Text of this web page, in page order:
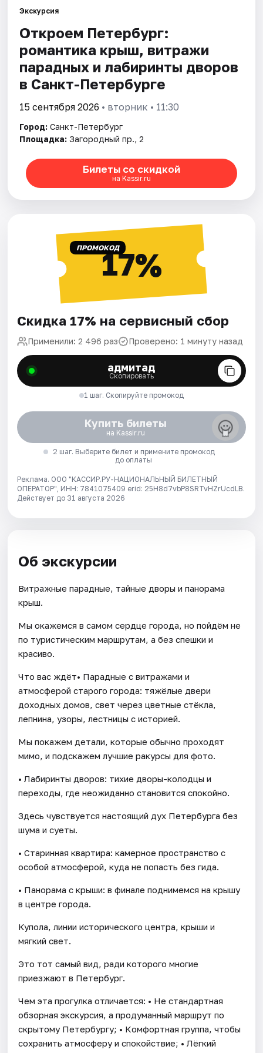
Города
Площадки
Артисты
Рейтинги
Экскурсия
Откроем Петербург:
романтика крыш, витражи
парадных и лабиринты дворов
в Санкт-Петербурге
15 сентября 2026 • вторник • 11:30
Город: Санкт-Петербург
Площадка: Загородный пр., 2
Билеты со скидкой
на Kassir.ru
ПРОМОКОД17%
Скидка 17% на сервисный сбор
Применили: 2 496 раз Проверено: 1 минуту назад
адмитад
Скопировать
1 шаг. Скопируйте промокод
Купить билеты
на Kassir.ru
2 шаг. Выберите билет и примените промокод
до оплаты
Реклама. ООО "КАССИР.РУ-НАЦИОНАЛЬНЫЙ БИЛЕТНЫЙ
ОПЕРАТОР", ИНН: 7841075409 erid: 25H8d7vbP8SRTvHZrUcdLB.
Действует до 31 августа 2026
Об экскурсии
Витражные парадные, тайные дворы и панорама
крыш.
Мы окажемся в самом сердце города, но пойдём не
по туристическим маршрутам, а без спешки и
красиво.
Что вас ждёт• Парадные с витражами и
атмосферой старого города: тяжёлые двери
доходных домов, свет через цветные стёкла,
лепнина, узоры, лестницы с историей.
Мы покажем детали, которые обычно проходят
мимо, и подскажем лучшие ракурсы для фото.
• Лабиринты дворов: тихие дворы-колодцы и
переходы, где неожиданно становится спокойно.
Здесь чувствуется настоящий дух Петербурга без
шума и суеты.
• Старинная квартира: камерное пространство с
особой атмосферой, куда не попасть без гида.
• Панорама с крыши: в финале поднимемся на крышу
в центре города.
Купола, линии исторического центра, крыши и
мягкий свет.
Это тот самый вид, ради которого многие
приезжают в Петербург.
Чем эта прогулка отличается: • Не стандартная
обзорная экскурсия, а продуманный маршрут по
скрытому Петербургу; • Комфортная группа, чтобы
сохранить атмосферу и спокойствие; • Лёгкий